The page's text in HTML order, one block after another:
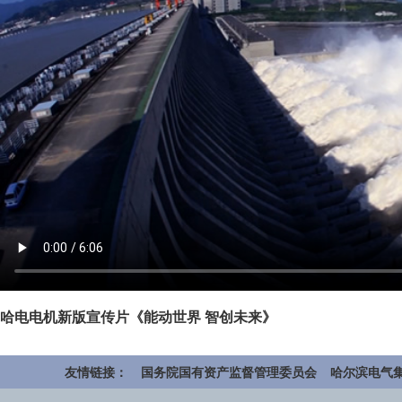
哈电电机新版宣传片《能动世界 智创未来》
友情链接： 国务院国有资产监督管理委员会 哈尔滨电气